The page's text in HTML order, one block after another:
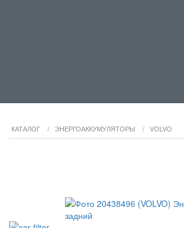
КАТАЛОГ / ЭНЕРГОАККУМУЛЯТОРЫ / VOLVO